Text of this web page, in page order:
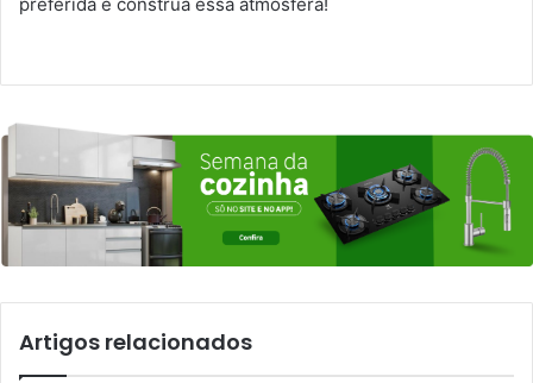
preferida e construa essa atmosfera!
Artigos relacionados